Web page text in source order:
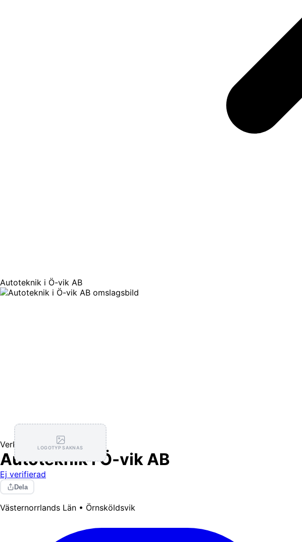
Autoteknik i Ö-vik AB
LOGOTYP SAKNAS
Verkstäder
Autoteknik i Ö-vik AB
Ej verifierad
Dela
Västernorrlands Län • Örnsköldsvik